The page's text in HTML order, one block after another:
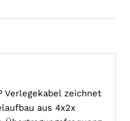
Verlegekabel zeichnet
aus 4x2x